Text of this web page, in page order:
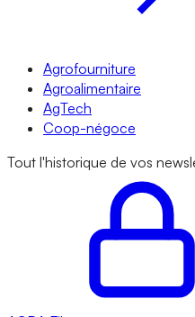
Agrofourniture
Agroalimentaire
AgTech
Coop-négoce
Tout l'historique de vos